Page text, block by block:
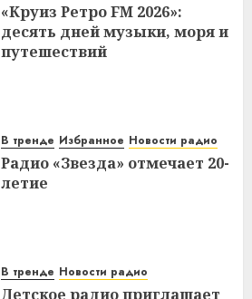
«Круиз Ретро FM 2026»:
десять дней музыки, моря и
путешествий
В тренде Избранное Новости радио
Радио «Звезда» отмечает 20-
летие
В тренде Новости радио
Детское радио приглашает